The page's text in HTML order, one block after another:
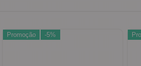
Promoção -5%